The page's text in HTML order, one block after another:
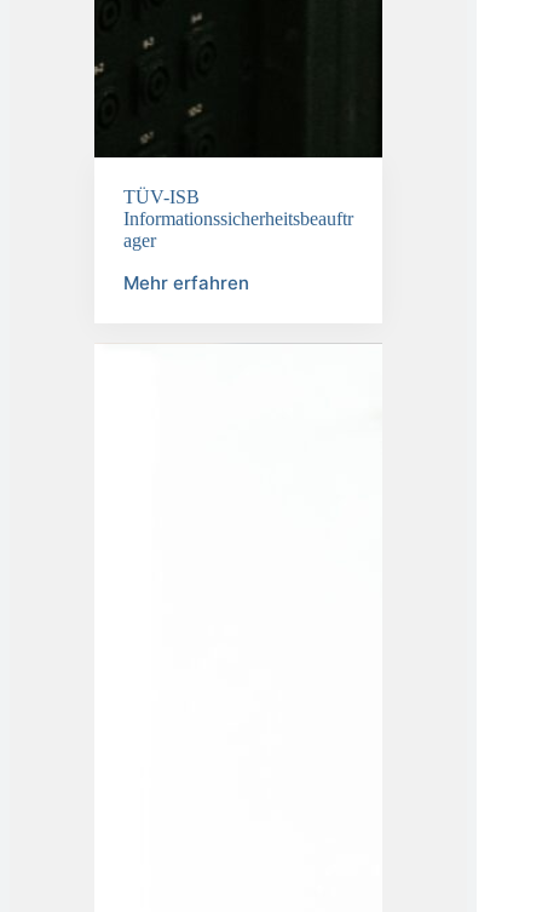
TÜV-ISB
Informationssicherheitsbeauftr